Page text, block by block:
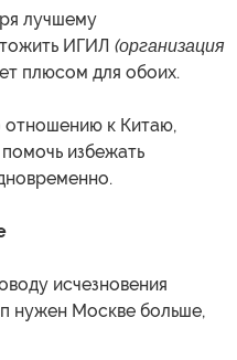
лучшему
ИГИЛ (организация
плюсом для обоих.
отношению к Китаю,
избежать
исчезновения
нужен Москве больше,